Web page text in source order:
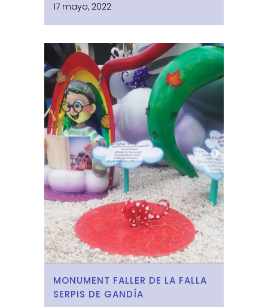
17 mayo, 2022
MONUMENT FALLER DE LA FALLA
SERPIS DE GANDÍA